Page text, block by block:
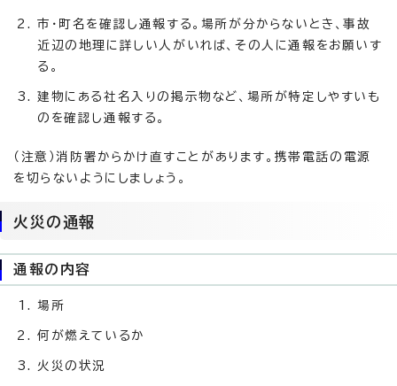
市・町名を確認し通報する。場所が分からないとき、事故
近辺の地理に詳しい人がいれば、その人に通報をお願いす
る。
建物にある社名入りの掲示物など、場所が特定しやすいも
のを確認し通報する。
（注意）消防署からかけ直すことがあります。携帯電話の電源
を切らないようにしましょう。
火災の通報
通報の内容
場所
何が燃えているか
火災の状況